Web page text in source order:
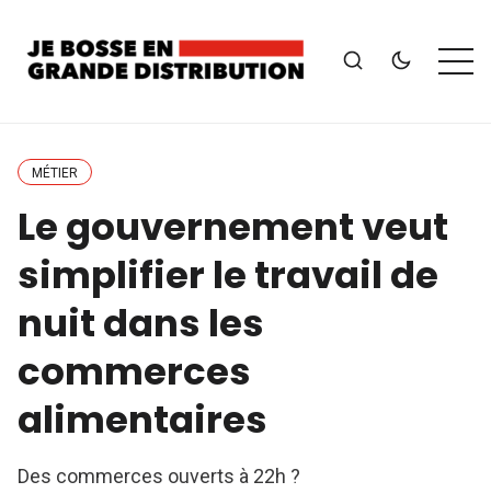
MÉTIER
Le gouvernement veut
simplifier le travail de
nuit dans les
commerces
alimentaires
Des commerces ouverts à 22h ?